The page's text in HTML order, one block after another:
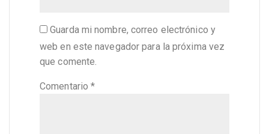
Guarda mi nombre, correo electrónico y
web en este navegador para la próxima vez
que comente.
Comentario*